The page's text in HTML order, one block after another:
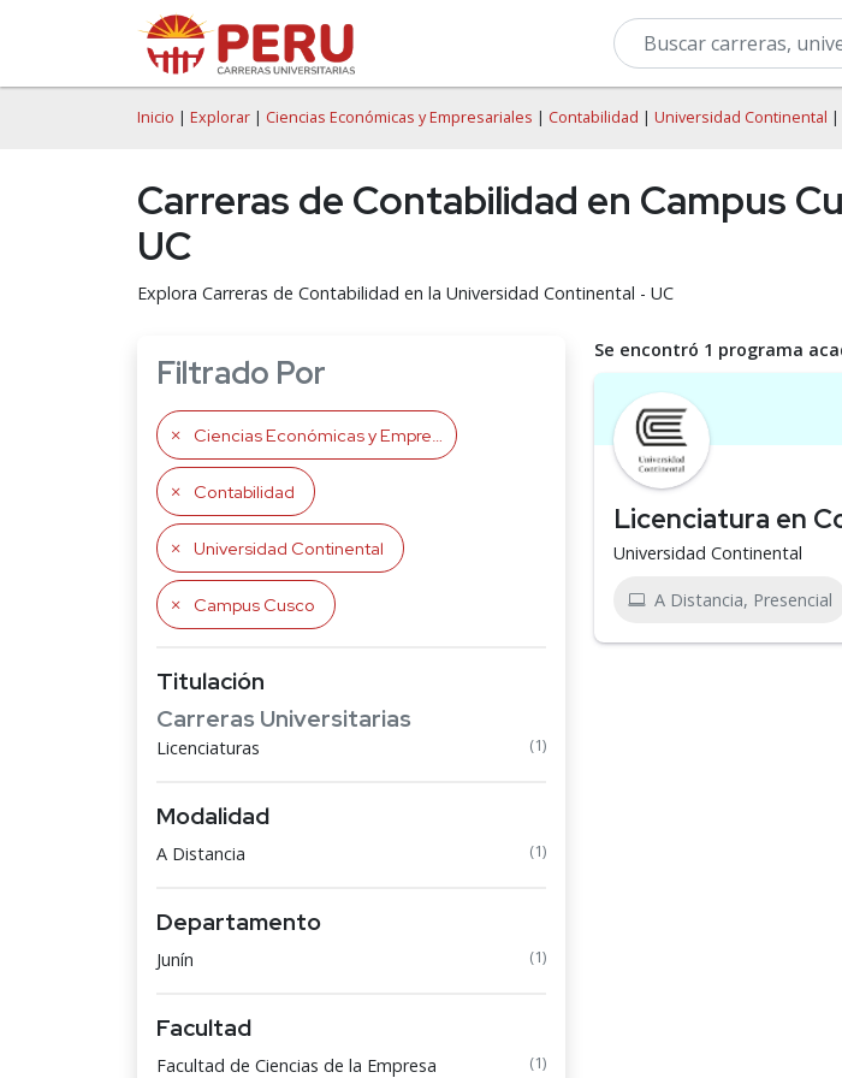
Inicio | Explorar | Ciencias Económicas y Empresariales | Contabilidad | Universidad Continental |
Carreras de Contabilidad en Campus
UC
Explora Carreras de Contabilidad en la Universidad Continental - UC
Filtrado Por
Ciencias Económicas y Empresariales
Contabilidad
Universidad Continental
Campus Cusco
Titulación
Carreras Universitarias
Licenciaturas (1)
Modalidad
A Distancia (1)
Departamento
Junín (1)
Facultad
Facultad de Ciencias de la Empresa (1)
Se encontró 1 programa
Licenciatura en
Universidad Continental
A Distancia, Presencial